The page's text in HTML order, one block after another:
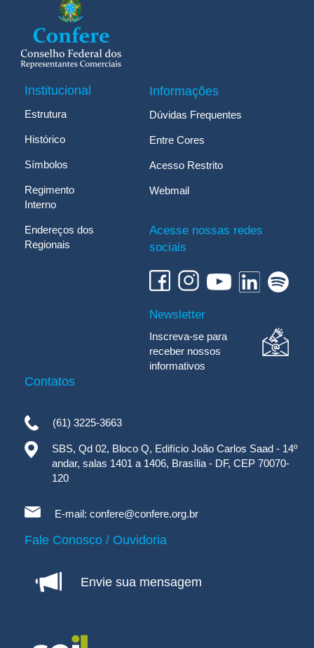
Institucional
Estrutura
Histórico
Símbolos
Regimento
Interno
Endereços dos
Regionais
Informações
Dúvidas Frequentes
Entre Cores
Acesso Restrito
Webmail
Acesse nossas redes
sociais
Newsletter
Inscreva-se para
receber nossos
informativos
Contatos
(61) 3225-3663
SBS, Qd 02, Bloco Q, Edifício João Carlos Saad - 14º
andar, salas 1401 a 1406, Brasília - DF, CEP 70070-
120
E-mail: confere@confere.org.br
Fale Conosco / Ouvidoria
Envie sua mensagem